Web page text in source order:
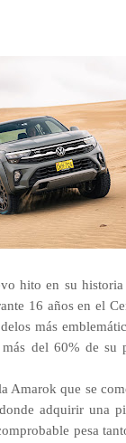
hito en su
16 años en el
más
del 60% de
que se
adquirir una
pesa